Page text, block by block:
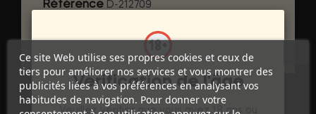
Référence D-212709
Références spécifiques
Ce site Web utilise ses propres cookies et ceux de
tiers pour améliorer nos services et vous montrer des
publicités liées à vos préférences en analysant vos
habitudes de navigation. Pour donner votre
Vérification de l'âge
Veuillez vérifier que vous avez 18 ans ou